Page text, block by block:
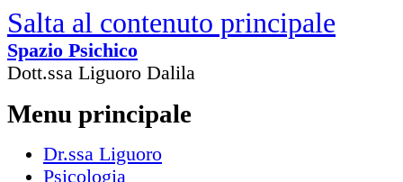
Salta al contenuto principale
Spazio Psichico
Dott.ssa Liguoro Dalila
Menu principale
Dr.ssa Liguoro
Psicologia